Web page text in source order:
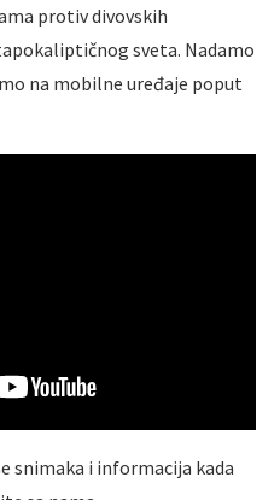
protiv divovskih
sveta. Nadamo
na mobilne uređaje poput
snimaka i informacija kada